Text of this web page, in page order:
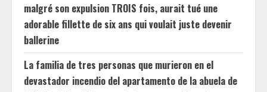
malgré son expulsion TROIS fois, aurait tué une
adorable fillette de six ans qui voulait juste devenir
ballerine
La familia de tres personas que murieron en el
devastador incendio del apartamento de la abuela de